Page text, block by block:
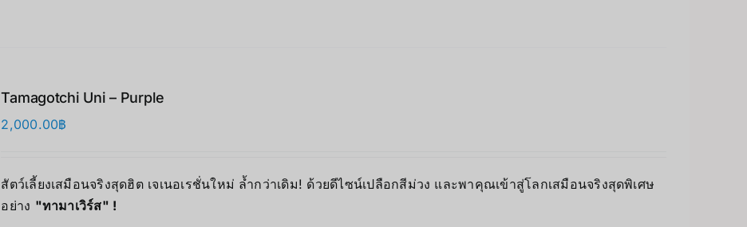
Tamagotchi Uni – Purple
2,000.00฿
สัตว์เลี้ยงเสมือนจริงสุดฮิต เจเนอเรชั่นใหม่ ล้ำกว่าเดิม! ด้วยดีไซน์เปลือกสีม่วง และพาคุณเข้าสู่โลกเสมือนจริงสุดพิเศษ
อย่าง "ทามาเวิร์ส" !